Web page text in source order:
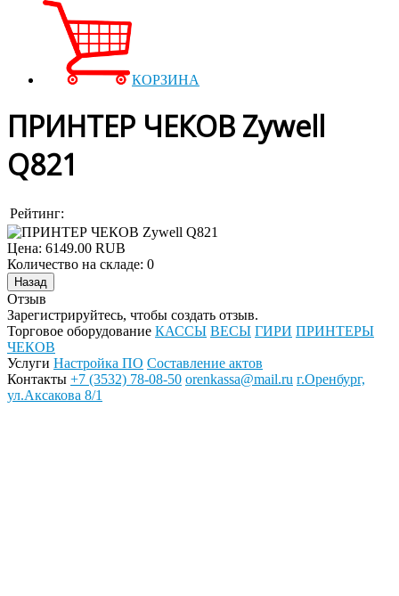
КОРЗИНА
ПРИНТЕР ЧЕКОВ Zywell
Q821
Рейтинг:
Цена: 6149.00 RUB
Количество на складе: 0
Отзыв
Зарегистрируйтесь, чтобы создать отзыв.
Торговое оборудование КАССЫ ВЕСЫ ГИРИ ПРИНТЕРЫ
ЧЕКОВ
Услуги Настройка ПО Составление актов
Контакты +7 (3532) 78-08-50 orenkassa@mail.ru г.Оренбург,
ул.Аксакова 8/1